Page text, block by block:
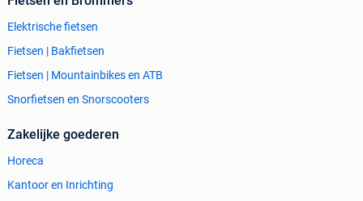
Elektrische fietsen
Fietsen | Bakfietsen
Fietsen | Mountainbikes en ATB
Snorfietsen en Snorscooters
Zakelijke goederen
Horeca
Kantoor en Inrichting